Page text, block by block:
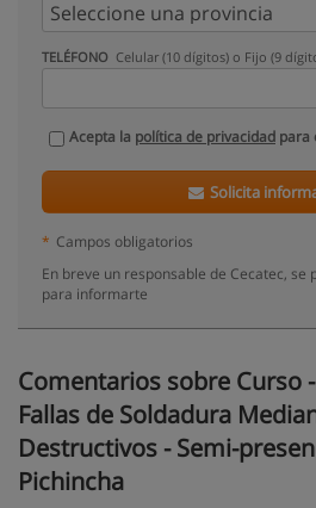
TELÉFONO Celular (10 dígitos) o Fijo (9
Acepta la política de privacidad para
Solicita
* Campos obligatorios
En breve un responsable de Cecatec,
para informarte
Comentarios sobre Curso
Fallas de Soldadura
Destructivos - Semi-
Pichincha